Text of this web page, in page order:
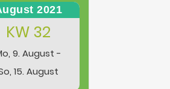
2021
KW 32
9. August -
15. August